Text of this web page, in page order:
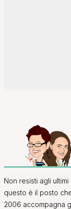
Non resisti agli
questo è il posto
2006 accompagna